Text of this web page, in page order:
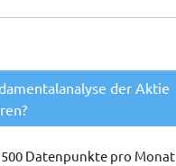
der Aktie
Datenpunkte pro Monat